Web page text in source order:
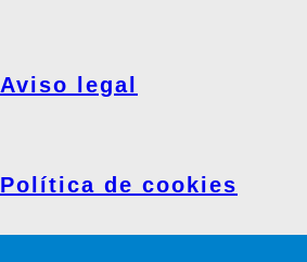
Aviso legal
Política de cookies